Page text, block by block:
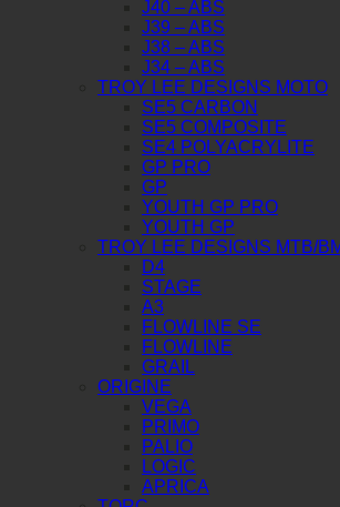
J40 – ABS
J39 – ABS
J38 – ABS
J34 – ABS
TROY LEE DESIGNS MOTO
SE5 CARBON
SE5 COMPOSITE
SE4 POLYACRYLITE
GP PRO
GP
YOUTH GP PRO
YOUTH GP
TROY LEE DESIGNS MTB/
D4
STAGE
A3
FLOWLINE SE
FLOWLINE
GRAIL
ORIGINE
VEGA
PRIMO
PALIO
LOGIC
APRICA